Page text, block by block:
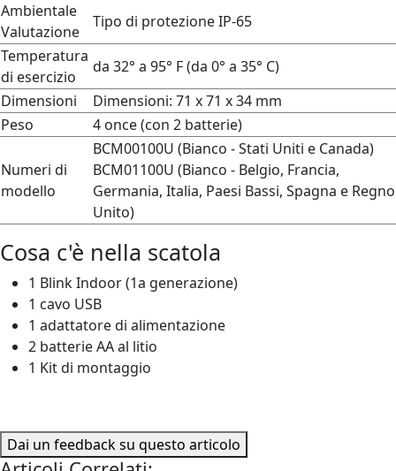
Ambientale
Valutazione
Tipo di protezione IP-65
Temperatura
di esercizio
da 32° a 95° F (da 0° a 35° C)
Dimensioni
Dimensioni: 71 x 71 x 34 mm
Peso
4 once (con 2 batterie)
Numeri di
modello
BCM00100U (Bianco - Stati Uniti e Canada)
BCM01100U (Bianco - Belgio, Francia,
Germania, Italia, Paesi Bassi, Spagna e Regno
Unito)
Cosa c'è nella scatola
1 Blink Indoor (1a generazione)
1 cavo USB
1 adattatore di alimentazione
2 batterie AA al litio
1 Kit di montaggio
Dai un feedback su questo articolo